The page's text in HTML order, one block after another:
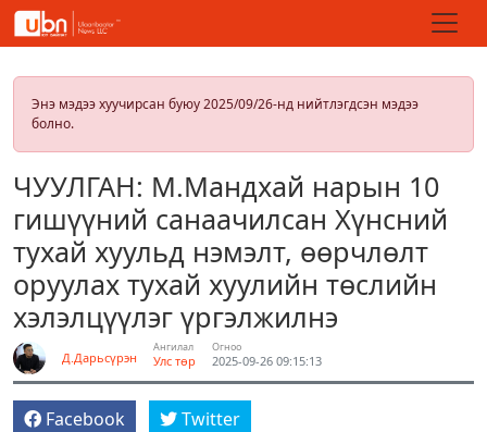
Энэ мэдээ хуучирсан буюу 2025/09/26-нд нийтлэгдсэн мэдээ
болно.
ЧУУЛГАН: М.Мандхай нарын 10
гишүүний санаачилсан Хүнсний
тухай хуульд нэмэлт, өөрчлөлт
оруулах тухай хуулийн төслийн
хэлэлцүүлэг үргэлжилнэ
Д.Дарьсүрэн
Ангилал
Улс төр
Огноо
2025-09-26 09:15:13
Facebook Twitter